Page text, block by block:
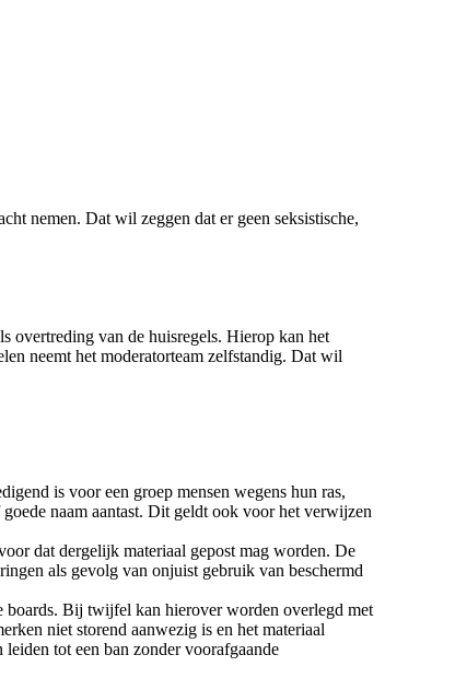
nemen. Dat wil zeggen dat er geen seksistische,
overtreding van de huisregels. Hierop kan het
neemt het moderatorteam zelfstandig. Dat wil
is voor een groep mensen wegens hun ras,
naam aantast. Dit geldt ook voor het verwijzen
dat dergelijk materiaal gepost mag worden. De
als gevolg van onjuist gebruik van beschermd
boards. Bij twijfel kan hierover worden overlegd met
niet storend aanwezig is en het materiaal
tot een ban zonder voorafgaande